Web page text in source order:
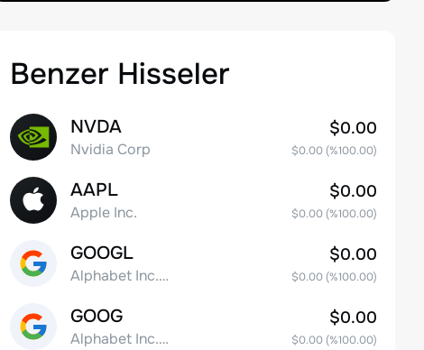
Benzer Hisseler
NVDA
Nvidia Corp
$0.00
$0.00(%100.00)
AAPL
Apple Inc.
$0.00
$0.00(%100.00)
GOOGL
Alphabet Inc. Class A Common Stock
$0.00
$0.00(%100.00)
GOOG
Alphabet Inc. Class C Capital Stock
$0.00
$0.00(%100.00)